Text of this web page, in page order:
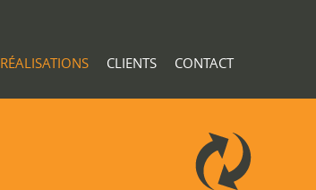
RÉALISATIONS CLIENTS CONTACT